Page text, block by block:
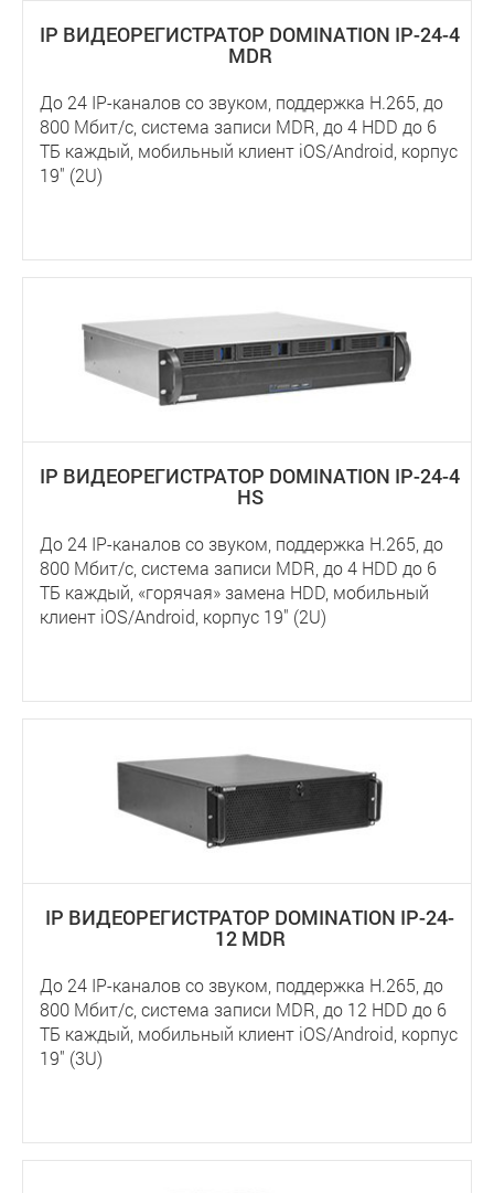
IP ВИДЕОРЕГИСТРАТОР DOMINATION IP-24-4
MDR
До 24 IP-каналов со звуком, поддержка Н.265, до
800 Мбит/с, система записи MDR, до 4 HDD до 6
ТБ каждый, мобильный клиент iOS/Android, корпус
19" (2U)
IP ВИДЕОРЕГИСТРАТОР DOMINATION IP-24-4
HS
До 24 IP-каналов со звуком, поддержка Н.265, до
800 Мбит/с, система записи MDR, до 4 HDD до 6
ТБ каждый, «горячая» замена HDD, мобильный
клиент iOS/Android, корпус 19" (2U)
IP ВИДЕОРЕГИСТРАТОР DOMINATION IP-24-
12 MDR
До 24 IP-каналов со звуком, поддержка Н.265, до
800 Мбит/с, система записи MDR, до 12 HDD до 6
ТБ каждый, мобильный клиент iOS/Android, корпус
19" (3U)